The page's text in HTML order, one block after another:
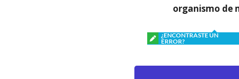
organismo de
¿ENCONTRASTE UN
ERROR?